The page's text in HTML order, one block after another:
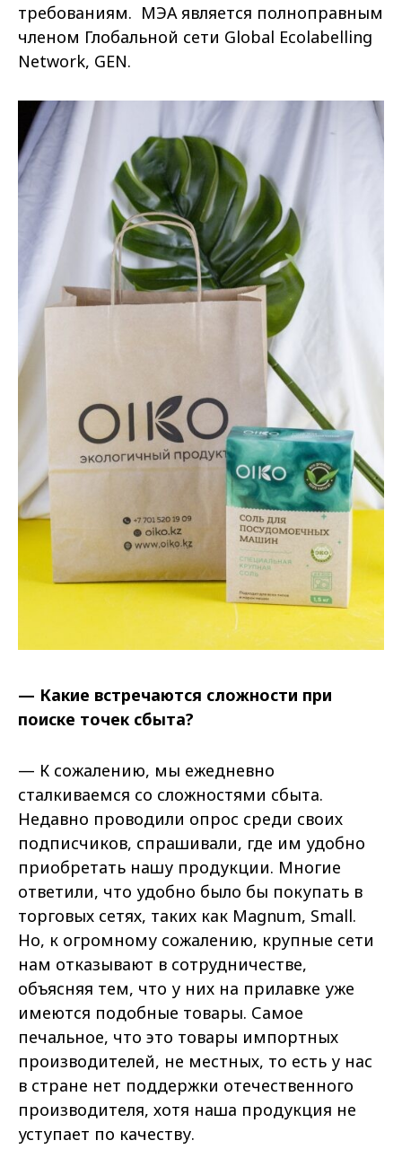
требованиям. МЭА является полноправным
членом Глобальной сети Global Ecolabelling
Network, GEN.
— Какие встречаются сложности при
поиске точек сбыта?
— К сожалению, мы ежедневно
сталкиваемся со сложностями сбыта.
Недавно проводили опрос среди своих
подписчиков, спрашивали, где им удобно
приобретать нашу продукции. Многие
ответили, что удобно было бы покупать в
торговых сетях, таких как Magnum, Small.
Но, к огромному сожалению, крупные сети
нам отказывают в сотрудничестве,
объясняя тем, что у них на прилавке уже
имеются подобные товары. Самое
печальное, что это товары импортных
производителей, не местных, то есть у нас
в стране нет поддержки отечественного
производителя, хотя наша продукция не
уступает по качеству.